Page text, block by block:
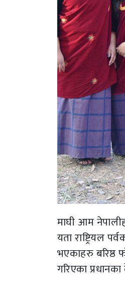
माघी आम
यता राष्ट्रियल
भएकाहरु बरिष्ठ
गरिएका